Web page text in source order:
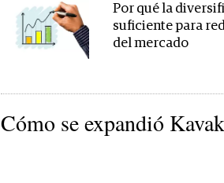
Por qué la
suficiente para
del mercado
Cómo se expandió Kavak